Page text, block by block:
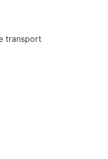
transport